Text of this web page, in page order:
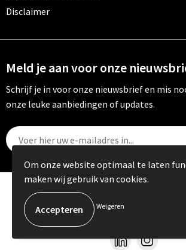
Disclaimer
Meld je aan voor onze
Schrijf je in voor onze nieuwsbrief en mis
onze leuke aanbiedingen of updates.
© Copyright Crystal Promotions
Om onze website optimaal te laten
maken wij gebruik van cookies.
Weigeren